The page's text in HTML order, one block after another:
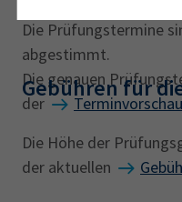
Die Prüfungstermine
abgestimmt.
Die genauen
der
Terminvorschau
Gebühren für
Die Höhe der
der aktuellen